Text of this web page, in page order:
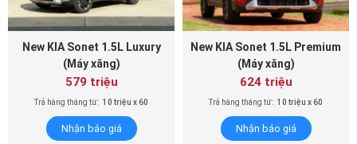
579 triệu
Trả hàng tháng từ: 10 triệu x 60
Nhận báo giá
Đăng ký lái thử
624 triệu
Trả hàng tháng từ: 10 triệu x 60
Nhận báo giá
Đăng ký lái thử